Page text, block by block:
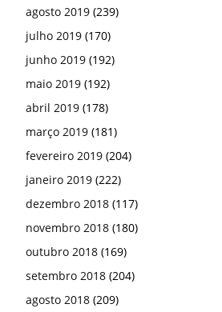
novembro 2018(180)
outubro 2018(169)
setembro 2018(204)
agosto 2018(209)
julho 2018 (137)
junho 2018(201)
maio 2018(218)
abril 2018(210)
março 2018(154)
fevereiro 2018 (142)
janeiro 2018 (184)
dezembro 2017 (195)
novembro 2017(178)